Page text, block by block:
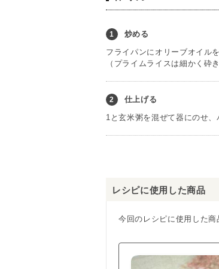
1
炒める
フライパンにオリーブオイル
（プライムライスは細かく砕
2
仕上げる
1と玄米粥を混ぜて器にのせ、
レシピに使用した商品
今回のレシピに使用した